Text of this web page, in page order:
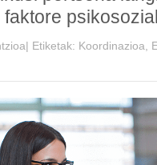
Etiketak: Koordinazioa,